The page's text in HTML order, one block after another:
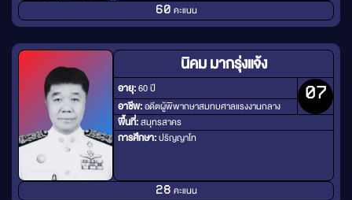
60 คะแนน
นิคม มากรุ่งแจ้ง
อายุ:60 ปี
อาชีพ:อดีตผู้พิพากษาสมทบศาลแรงงานกลาง
07
พื้นที่:สมุทรสาคร
การศึกษา:ปริญญาโท
28 คะแนน